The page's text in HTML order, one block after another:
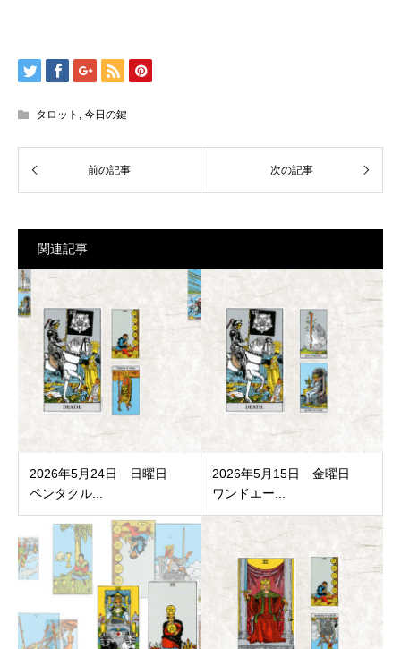
タロット , 今日の鍵
関連記事
2026年5月24日 日曜日
ペンタクル...
2026年5月15日 金曜日
ワンドエー...